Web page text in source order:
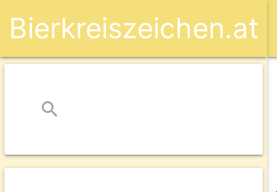
Bierkreiszeichen.at
search